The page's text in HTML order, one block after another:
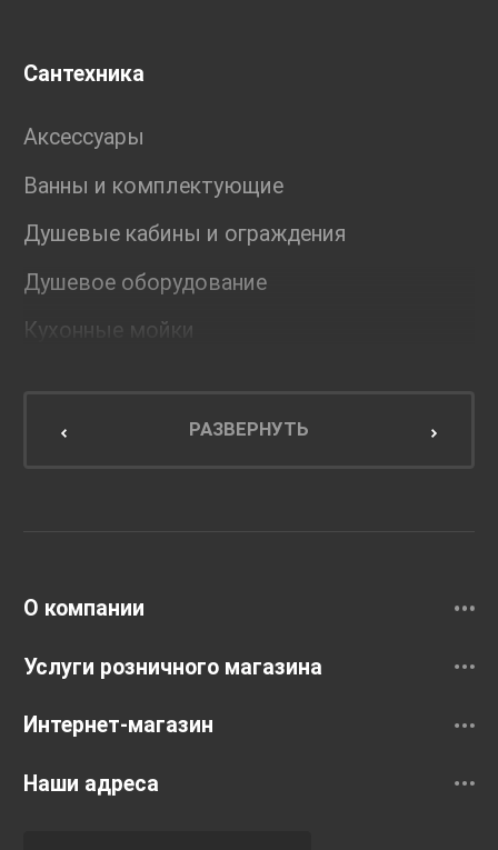
Сантехника
Аксессуары
Ванны и комплектующие
Душевые кабины и ограждения
Душевое оборудование
Кухонные мойки
Мебель для кухниРАЗВЕРНУТЬ
О компании
Услуги розничного магазина
Интернет-магазин
Наши адреса